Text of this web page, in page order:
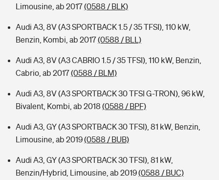
Limousine, ab 2017(0588 / BLK)
Audi A3, 8V (A3 SPORTBACK 1.5 / 35 TFSI), 110 kW,
Benzin, Kombi, ab 2017(0588 / BLL)
Audi A3, 8V (A3 CABRIO 1.5 / 35 TFSI), 110 kW, Benzin,
Cabrio, ab 2017(0588 / BLM)
Audi A3, 8V (A3 SPORTBACK 30 TFSI G-TRON), 96 kW,
Bivalent, Kombi, ab 2018 (0588 / BPF)
Audi A3, GY (A3 SPORTBACK 30 TFSI), 81 kW, Benzin,
Limousine, ab 2019(0588 / BUB)
Audi A3, GY (A3 SPORTBACK 30 TFSI), 81 kW,
Benzin/Hybrid, Limousine, ab 2019(0588 / BUC)